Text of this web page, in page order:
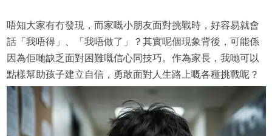
唔知大家有冇發現，而家嘅小朋友面對挑戰時，好容易就會
話「我唔得」、「我唔做了」？其實呢個現象背後，可能係
因為佢哋缺乏面對困難嘅信心同技巧。作為家長，我哋可以
點樣幫助孩子建立自信，勇敢面對人生路上嘅各種挑戰呢？